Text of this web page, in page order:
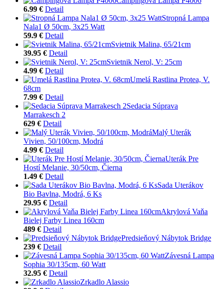
6.99 € Detail
Stropná Lampa
Nala1 Ø 50cm, 3x25 Watt
59.9 € Detail
Svietnik Malina, 65/21cm
39.95 € Detail
Svietnik Nerol, V: 25cm
4.99 € Detail
Umelá Rastlina Protea, V.
68cm
7.99 € Detail
Sedacia Súprava
Marrakesch 2
629 € Detail
Malý Uterák
Vivien, 50/100cm, Modrá
4.99 € Detail
Uterák Pre
Hostí Melanie, 30/50cm, Čierna
1.49 € Detail
Sada Uterákov
Bio Bavlna, Modrá, 6 Ks
29.95 € Detail
Akrylová Vaňa
Bielej Farby Linea 160cm
489 € Detail
Predsieňový Nábytok Bridge
239 € Detail
Závesná Lampa
Sophia 30/135cm, 60 Watt
32.95 € Detail
Zrkadlo Alassio